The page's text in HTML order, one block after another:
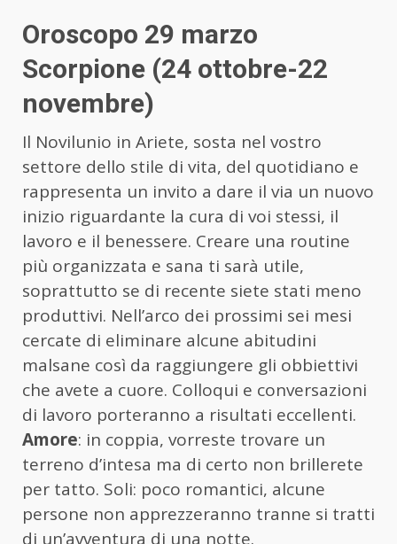
Oroscopo 29 marzo
Scorpione (24 ottobre-22
novembre)
Il Novilunio in Ariete, sosta nel vostro
settore dello stile di vita, del quotidiano e
rappresenta un invito a dare il via un nuovo
inizio riguardante la cura di voi stessi, il
lavoro e il benessere. Creare una routine
più organizzata e sana ti sarà utile,
soprattutto se di recente siete stati meno
produttivi. Nell’arco dei prossimi sei mesi
cercate di eliminare alcune abitudini
malsane così da raggiungere gli obbiettivi
che avete a cuore. Colloqui e conversazioni
di lavoro porteranno a risultati eccellenti.
Amore: in coppia, vorreste trovare un
terreno d’intesa ma di certo non brillerete
per tatto. Soli: poco romantici, alcune
persone non apprezzeranno tranne si tratti
di un’avventura di una notte.